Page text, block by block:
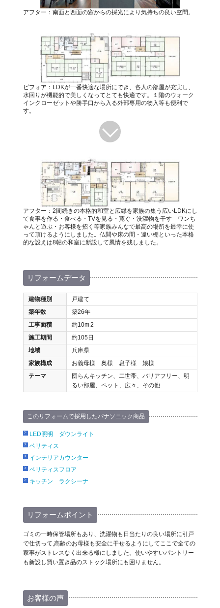
アフター：南面と西面の窓からの採光により気持ちの良い空間。
ビフォア：LDKが一番快適な場所にでき、各人の部屋が充実し、
水回りが機能的で美しくなってとても快適です。１階のウォーク
インクローゼットや勝手口から入る外部専用の物入等も便利で
す。
アフター：2間続きの本格的和室と広縁を家族の集う広いLDKにし
て食事を作る・食べる・TVを見る・寛ぐ・洗濯物を干す ワンち
ゃんと遊ぶ・お客様を招く等家族みんなで最高の場所を最幸に使
って頂けるようにしました。仏間や床の間・違い棚といった本格
的な設えは8帖の和室に新設して風情を残しました。
リフォームデータ
建物種別
戸建て
築年数
築26年
工事面積
約10m2
施工期間
約105日
地域
兵庫県
家族構成
お義母様 奥様 息子様 娘様
テーマ
団らんキッチン、二世帯、バリアフリー、明
るい部屋、ペット、広々、その他
このリフォームで採用したパナソニック商品
LED照明 ダウンライト
ベリティス
インテリアカウンター
ベリティスフロア
キッチン ラクシーナ
リフォームポイント
ゴミの一時保管場所もあり、洗濯物も日当たりの良い場所に引戸
で仕切って,高齢のお母様も安全に干せるようにしてここで全ての
家事がストレスなく出来る様にしました。使いやすいパントリー
も新設し買い置き品のストック場所にも困りません。
お客様の声